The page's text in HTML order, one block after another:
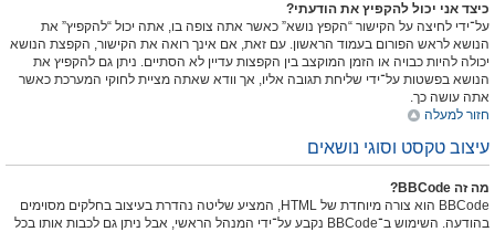
כיצד אני יכול להקפיץ את הודעתי?
על־ידי לחיצה על הקישור “הקפץ נושא” כאשר אתה צופה בו, אתה יכול “להקפיץ” את
הנושא לראש הפורום בעמוד הראשון. עם זאת, אם אינך רואה את הקישור, הקפצת הנושא
יכולה להיות כבויה או הזמן המוקצב בין הקפצות עדיין לא הסתיים. ניתן גם להקפיץ את
הנושא בפשטות על־ידי שליחת תגובה אליו, אך וודא שאתה מציית לחוקי המערכת כאשר
אתה עושה כך.
חזור למעלה
עיצוב טקסט וסוגי נושאים
מה זה BBCode?
BBCode הוא צורה מיוחדת של HTML, המציע שליטה נהדרת בעיצוב בחלקים מסוימים
בהודעה. השימוש ב־BBCode נקבע על־ידי המנהל הראשי, אבל ניתן גם לכבות אותו בכל